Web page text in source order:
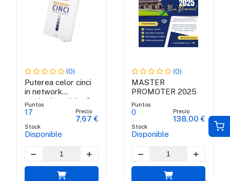
(0)
Puterea celor cinci
in network
marketing - John C.
Maxwell
Puntos
17
Stock
Disponible
Precio
7,67 €
(0)
MASTER
PROMOTER 2025
Puntos
0
Stock
Disponible
Precio
138,00 €